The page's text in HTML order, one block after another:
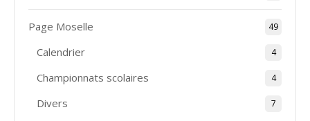
Page Moselle 49
Calendrier 4
Championnats scolaires 4
Divers 7